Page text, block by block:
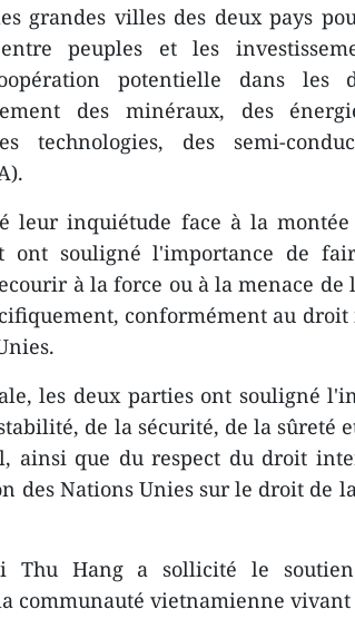
grandes villes des deux pays
peuples et les
potentielle dans les
des minéraux, des
technologies, des semi-
leur inquiétude face à la montée
ont souligné l'importance de
à la force ou à la menace de
conformément au
les deux parties ont souligné
de la sécurité, de la sûreté
ainsi que du respect du droit
des Nations Unies sur le droit de
Thu Hang a sollicité le
communauté vietnamienne vivant